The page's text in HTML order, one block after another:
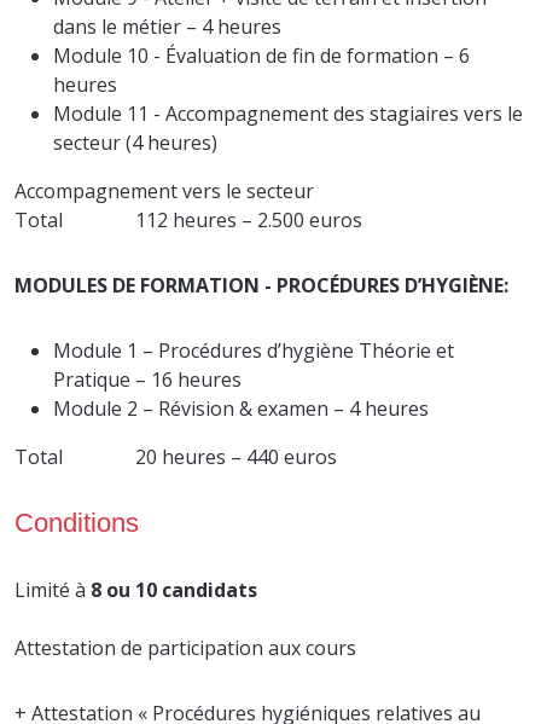
dans le métier – 4 heures
Module 10 - Évaluation de fin de formation – 6
heures
Module 11 - Accompagnement des stagiaires vers le
secteur (4 heures)
Accompagnement vers le secteur
Total 112 heures – 2.500 euros
MODULES DE FORMATION - PROCÉDURES D’HYGIÈNE:
Module 1 – Procédures d’hygiène Théorie et
Pratique – 16 heures
Module 2 – Révision & examen – 4 heures
Total 20 heures – 440 euros
Conditions
Limité à 8 ou 10 candidats
Attestation de participation aux cours
+ Attestation « Procédures hygiéniques relatives au